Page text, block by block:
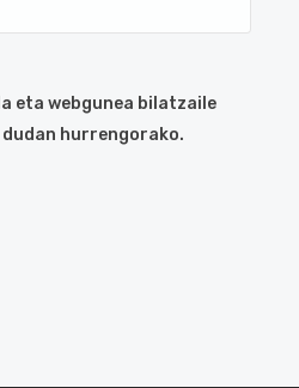
eta webgunea bilatzaile
hurrengorako.